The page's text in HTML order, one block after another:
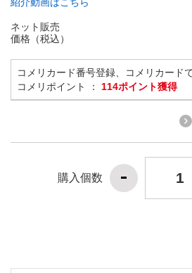
ネット販売
価格（税込）
コメリカード番号登録、コメリカード
コメリポイント ： 114ポイント獲得
購入個数